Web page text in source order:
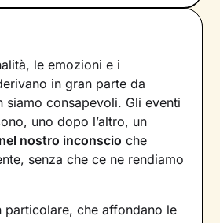
le emozioni e i
in gran parte da
siamo consapevoli. Gli eventi
uno dopo l’altro, un
nostro inconscio che
senza che ce ne rendiamo
particolare, che affondano le